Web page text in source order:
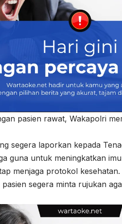
pasien rawat, Wakapolri
segera laporkan kepada
guna untuk meningkatkan
menjaga protokol
segera minta rujukan